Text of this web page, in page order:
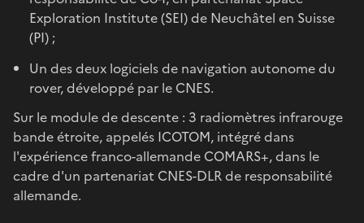
Exploration Institute (SEI) de Neuchâtel en Suisse
(PI) ;
Un des deux logiciels de navigation autonome du
rover, développé par le CNES.
Sur le module de descente : 3 radiomètres infrarouge
bande étroite, appelés ICOTOM, intégré dans
l'expérience franco-allemande COMARS+, dans le
cadre d'un partenariat CNES-DLR de responsabilité
allemande.